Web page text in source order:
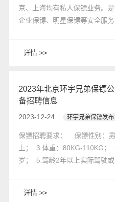
京、上海均有私人保镖业务。
企业保镖、明星保镖等安全服
为行业内的佼佼者，赢得了众
详情 >>
2023年北京环宇兄弟保镖
备招聘信息
2023-12-24 环宇兄弟保镖发布
保镖招聘要求： 保镖性别：
上； 3.体重：80KG-110KG；
岁； 5.驾龄2年以上实际驾驶
详情 >>